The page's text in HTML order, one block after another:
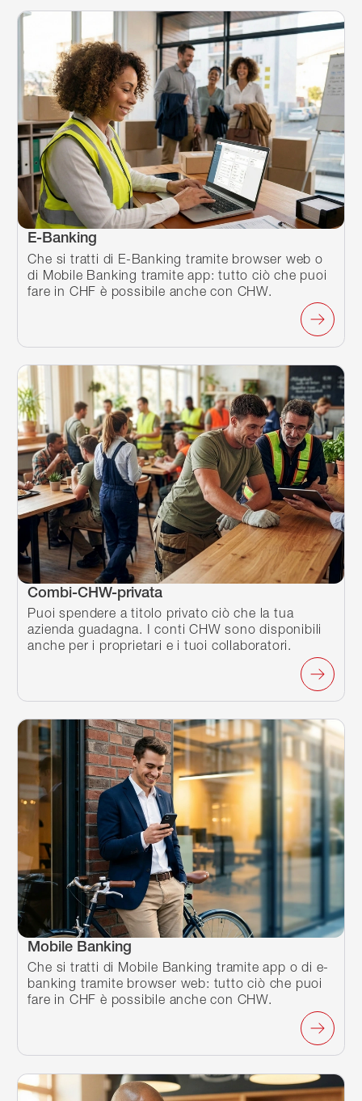
E-Banking
Che si tratti di E-Banking tramite browser web o
di Mobile Banking tramite app: tutto ciò che puoi
fare in CHF è possibile anche con CHW.
E-Banking
Combi-CHW-privata
Puoi spendere a titolo privato ciò che la tua
azienda guadagna. I conti CHW sono disponibili
anche per i proprietari e i tuoi collaboratori.
Mobile Banking
Che si tratti di Mobile Banking tramite app o di e-
banking tramite browser web: tutto ciò che puoi
fare in CHF è possibile anche con CHW.